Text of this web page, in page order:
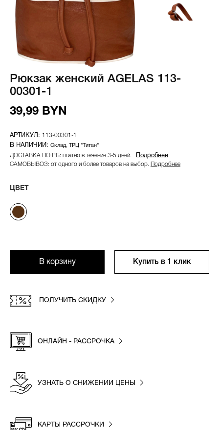
Рюкзак женский AGELAS 113-
00301-1
39,99 BYN
113-00301-1
Склад ТРЦ "Титан"
ДОСТАВКА ПО РБ: платно в течение 3-5 дней. Подробнее
САМОВЫВОЗ: от одного и более товаров на выбор. Подробнее
ЦВЕТ
В корзину Купить в 1 клик
ПОЛУЧИТЬ СКИДКУ
ОНЛАЙН - РАССРОЧКА
УЗНАТЬ О СНИЖЕНИИ ЦЕНЫ
КАРТЫ РАССРОЧКИ